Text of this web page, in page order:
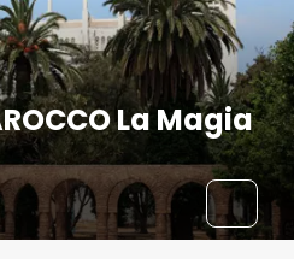
La Magia